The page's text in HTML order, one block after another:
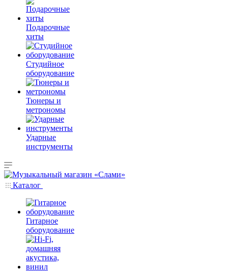
Подарочные
хиты
Студийное
оборудование
Тюнеры и
метрономы
Ударные
инструменты
Каталог
Гитарное
оборудование